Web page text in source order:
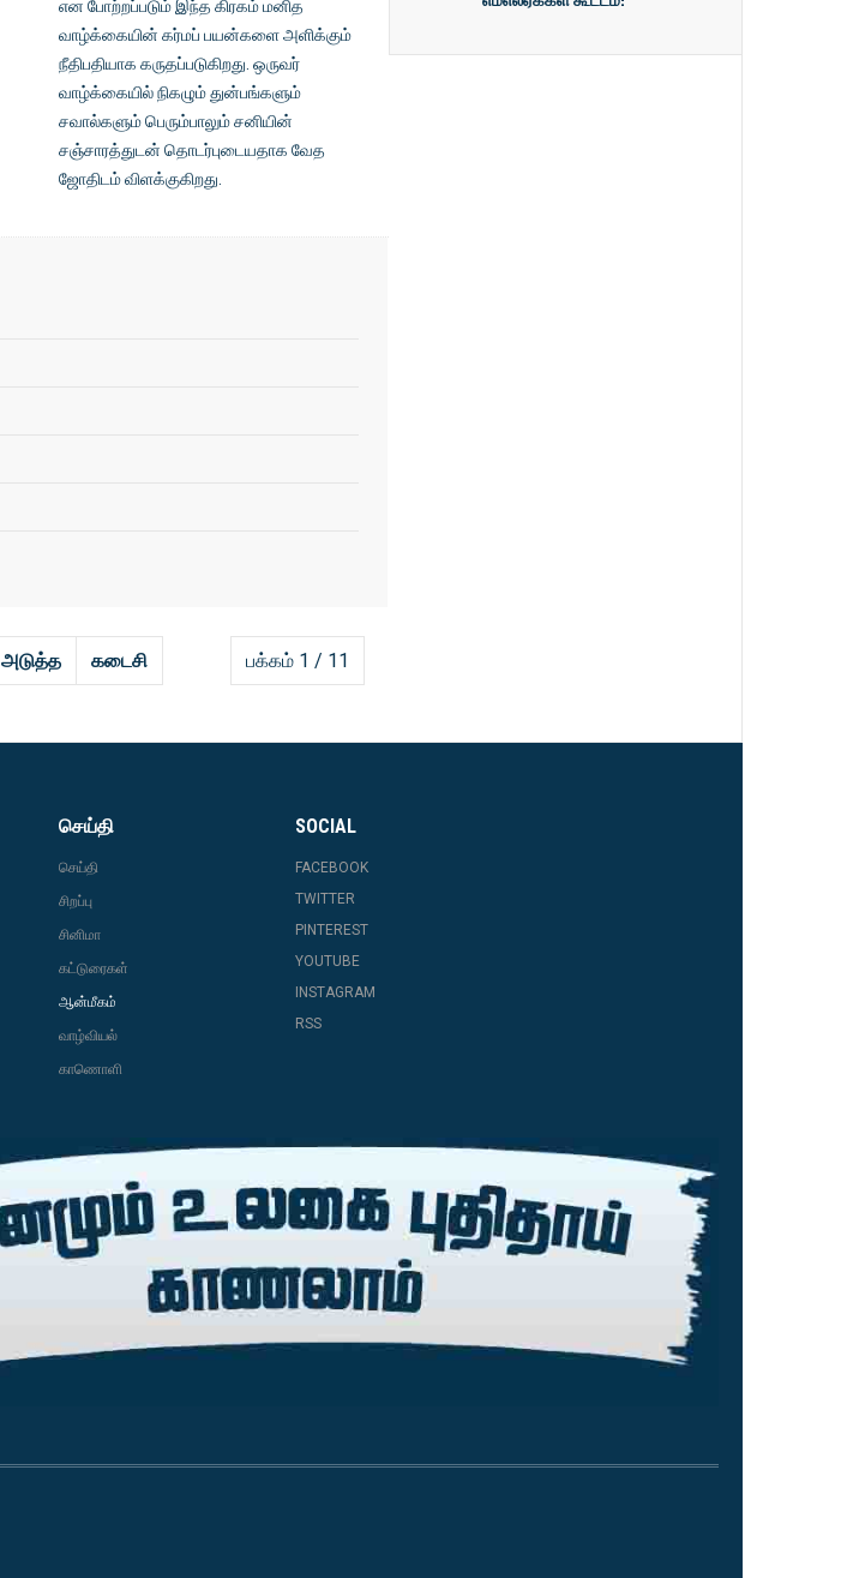
என போற்றப்படும் இந்த கிரகம் மனித
வாழ்க்கையின் கர்மப் பயன்களை அளிக்கும்
நீதிபதியாக கருதப்படுகிறது. ஒருவர்
வாழ்க்கையில் நிகழும் துன்பங்களும்
சவால்களும் பெரும்பாலும் சனியின்
சஞ்சாரத்துடன் தொடர்புடையதாக வேத
ஜோதிடம் விளக்குகிறது.
பக்கம் 1 / 11
அடுத்த கடைசி
செய்தி
செய்தி
சிறப்பு
சினிமா
கட்டுரைகள்
ஆன்மீகம்
வாழ்வியல்
காணொளி
SOCIAL
FACEBOOK
TWITTER
PINTEREST
YOUTUBE
INSTAGRAM
RSS